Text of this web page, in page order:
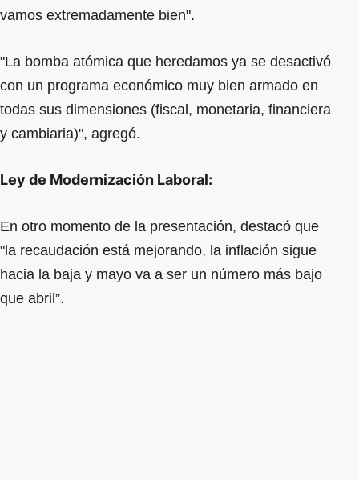
vamos extremadamente bien".
"La bomba atómica que heredamos ya se desactivó
con un programa económico muy bien armado en
todas sus dimensiones (fiscal, monetaria, financiera
y cambiaria)", agregó.
Ley de Modernización Laboral:
En otro momento de la presentación, destacó que
"la recaudación está mejorando, la inflación sigue
hacia la baja y mayo va a ser un número más bajo
que abril”.